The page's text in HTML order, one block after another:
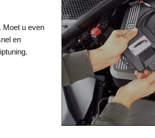
Moet u even
en